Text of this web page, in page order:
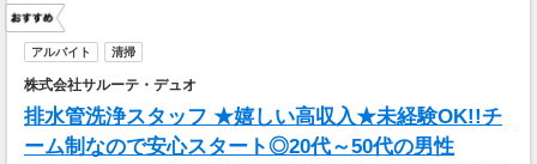
アルバイト 清掃
株式会社サルーテ・デュオ
排水管洗浄スタッフ ★嬉しい高収入★未経験OK!!チ
ーム制なので安心スタート◎20代～50代の男性